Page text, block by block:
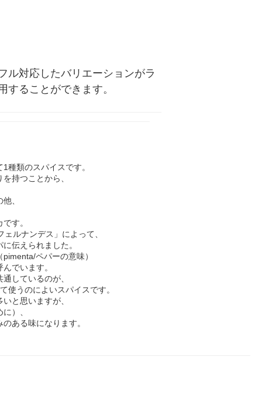
ル対応したバリエーションがラ
ることができます。
種類のスパイスです。
持つことから、
、
す。
ルナンデス」によって、
伝えられました。
ペパーの意味）
でいます。
しているのが、
使うのによいスパイスです。
と思いますが、
）、
ある味になります。